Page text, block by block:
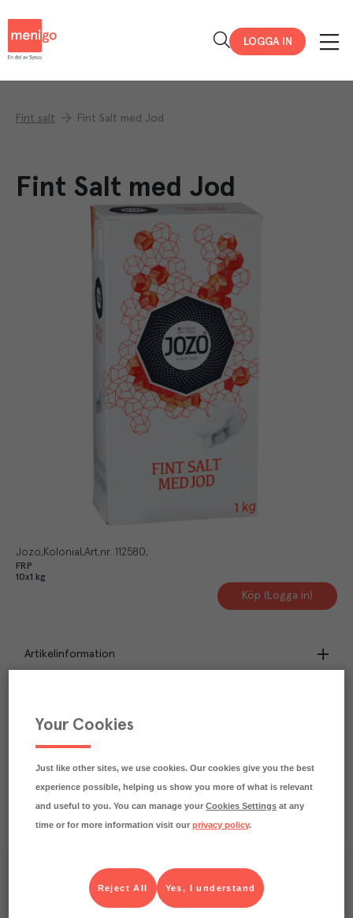
LOGGA IN
Fint salt Fint Salt med Jod
Fint Salt med Jod
Jozo Kolonial Art.nr. 112580
FRP
10x1 kg
Köp (Logga in)
Artikelinformation
Näringsdeklaration
Våra kundtidningar
Läs inspirerande reportage, matnyttiga artiklar och
Your Cookies
Just like other sites, we use cookies. Our cookies give you the best
experience possible, helping us show you more of what is relevant
and useful to you. You can manage yourCookies Settings at any
time or for more information visit ourprivacy policy.
Yes, I understand
Reject All